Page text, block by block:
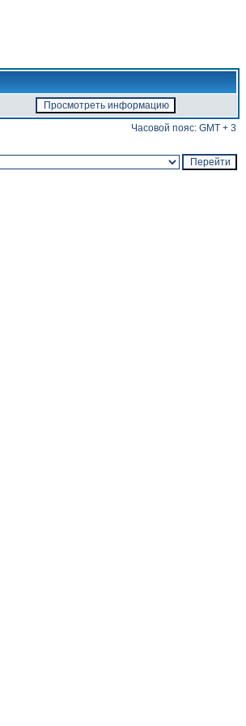
Часовой пояс: GMT + 3